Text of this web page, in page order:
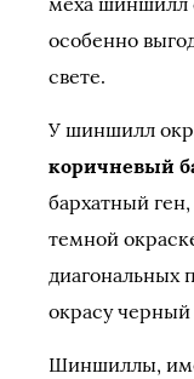
особенно
свете.
У шиншилл
коричневый
бархатный
темной
диагональных
окрасу черный
Шиншиллы,